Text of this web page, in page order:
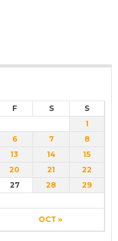
F S S
OCT »
1
6 7
8
13 14
15
20 21
22
27 28
29